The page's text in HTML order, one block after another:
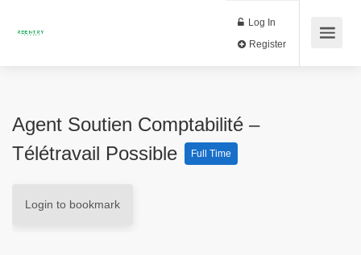
Log In
Agent Soutien Comptabilité –
Télétravail Possible
Full Time
Login to bookmark